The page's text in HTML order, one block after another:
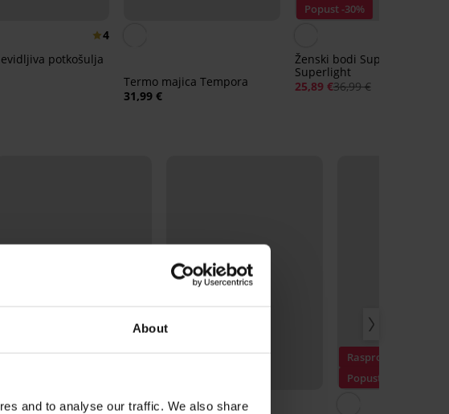
About
and to analyse our traffic. We also share
4
potkošulja
Termo majica Tempora
31,99 €
Popust -30%
Ženski bodi Supima
Superlight
25,89 €36,99 €
Rasprodaja
Popust -40%